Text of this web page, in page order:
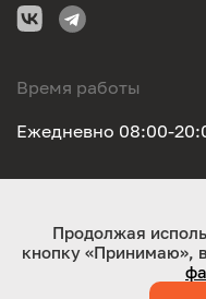
Время работы
Ежедневно 08:00-
ООО "Оригинал-
Продолжая
кнопку «Принимаю»,